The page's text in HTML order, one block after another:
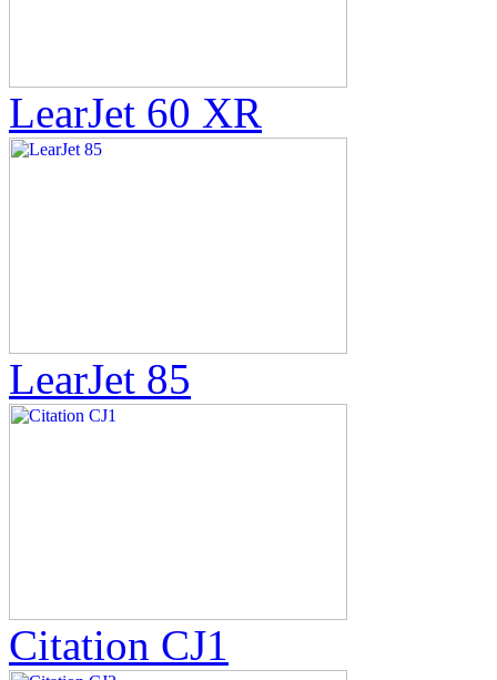
LearJet 60 XR
LearJet 85
Citation CJ1